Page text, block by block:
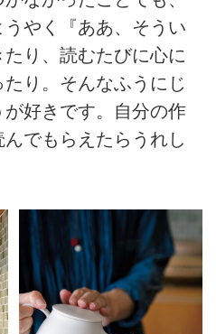
やく『ああ、そうい
り、読むたびに心に
り。そんなふうにじ
好きです。自分の作
でもらえたらうれし